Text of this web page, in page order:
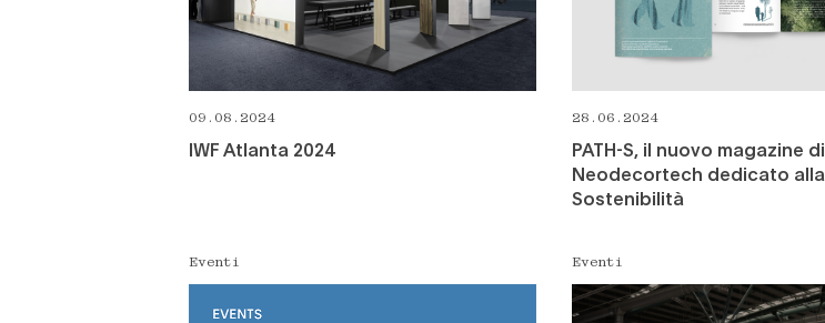
09.08.2024
IWF Atlanta 2024
28.06.2024
PATH-S, il nuovo magazine di
Neodecortech dedicato alla
Sostenibilità
Eventi Eventi